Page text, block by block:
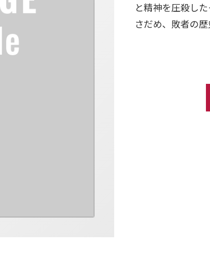
と精神を圧殺し
さだめ、敗者の歴